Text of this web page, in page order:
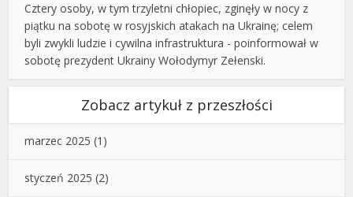
Cztery osoby, w tym trzyletni chłopiec, zginęły w nocy z
piątku na sobotę w rosyjskich atakach na Ukrainę; celem
byli zwykli ludzie i cywilna infrastruktura - poinformował w
sobotę prezydent Ukrainy Wołodymyr Zełenski.
Zobacz artykuł z przeszłości
marzec 2025 (1)
styczeń 2025 (2)